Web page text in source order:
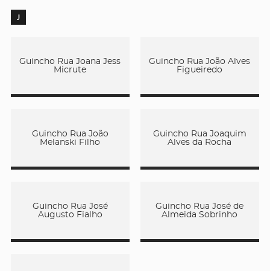
J
Guincho Rua Joana Jess
Micrute
Guincho Rua João Alves
Figueiredo
Guincho Rua João
Melanski Filho
Guincho Rua Joaquim
Alves da Rocha
Guincho Rua José
Augusto Fialho
Guincho Rua José de
Almeida Sobrinho